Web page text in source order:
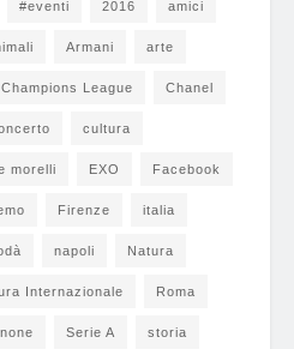
#eventi 2016 amici
Armani arte
Champions League Chanel
cultura
morelli EXO Facebook
Firenze italia
napoli Natura
Internazionale Roma
Serie A storia